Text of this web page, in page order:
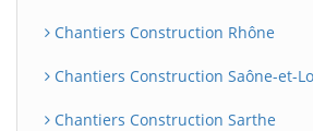
Chantiers Construction Rhône
Chantiers Construction Saône-et-
Chantiers Construction Sarthe